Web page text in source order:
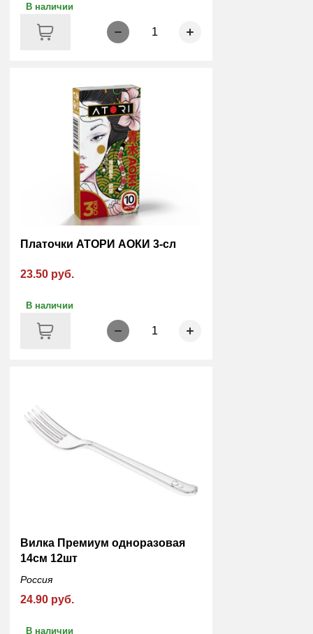
В наличии
1
Платочки АТОРИ АОКИ 3-сл
23.50 руб.
В наличии
1
Вилка Премиум одноразовая
14см 12шт
Россия
24.90 руб.
В наличии